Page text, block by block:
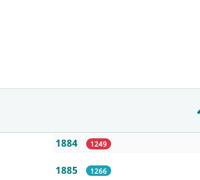
1884 1249
1885 1266